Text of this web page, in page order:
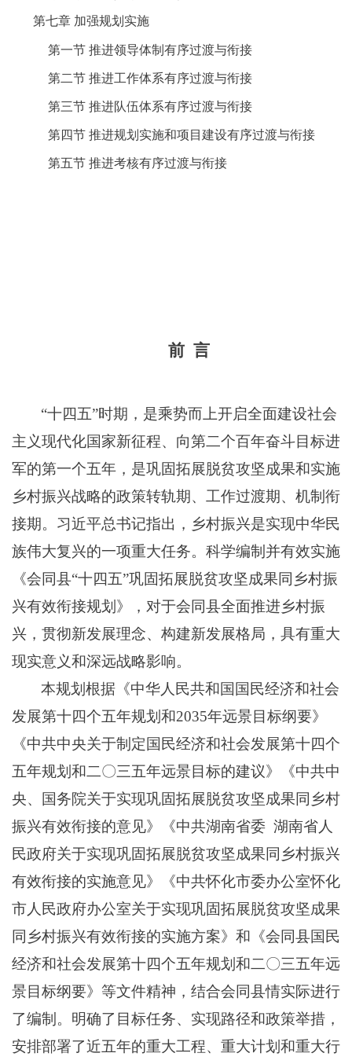
第七章 加强规划实施
第一节 推进领导体制有序过渡与衔接
第二节 推进工作体系有序过渡与衔接
第三节 推进队伍体系有序过渡与衔接
第四节 推进规划实施和项目建设有序过渡与衔接
第五节 推进考核有序过渡与衔接
前 言
“十四五”时期，是乘势而上开启全面建设社会
主义现代化国家新征程、向第二个百年奋斗目标进
军的第一个五年，是巩固拓展脱贫攻坚成果和实施
乡村振兴战略的政策转轨期、工作过渡期、机制衔
接期。 习近平总书记指出， 乡村振兴是实现中华民
族伟大复兴的一项重大任务。科学编制并有效实施
《会同县“十四五”巩固拓展脱贫攻坚成果同乡村振
兴有效衔接规划 》 ，对于会同县全面推进乡村振
兴，贯彻新发展理念、构建新发展格局，具有重大
现实意义和深远战略影响。
本规划根据 《中华人民共和国国民经济和社会
发展第十四个五年规划和2035年远景目标纲要》
《中共中央关于制定国民经济和社会发展第十四个
五年规划和二〇三五年远景目标的建议》
《中共中
央、国务院关于实现巩固拓展脱贫攻坚成果同乡村
振兴有效衔接的意见》 《中共湖南省委 湖南省人
民政府关于实现巩固拓展脱贫攻坚成果同乡村振兴
有效衔接的实施意见》《中共怀化市委办公室怀化
市人民政府办公室关于实现巩固拓展脱贫攻坚成果
同乡村振兴有效衔接的实施方案》和《会同县国民
经济和社会发展第十四个五年规划和二〇三五年远
景目标纲要》等文件精神，结合会同县情实际进行
了编制。明确了目标任务、实现路径和政策举措，
安排部署了近五年的重大工程、重大计划和重大行